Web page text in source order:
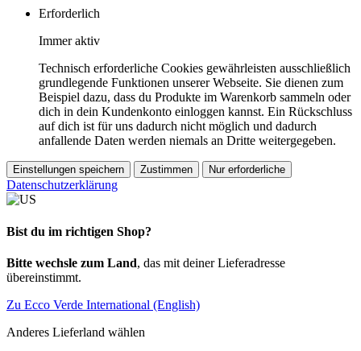
Erforderlich
Immer aktiv
Technisch erforderliche Cookies gewährleisten ausschließlich
grundlegende Funktionen unserer Webseite. Sie dienen zum
Beispiel dazu, dass du Produkte im Warenkorb sammeln oder
dich in dein Kundenkonto einloggen kannst. Ein Rückschluss
auf dich ist für uns dadurch nicht möglich und dadurch
anfallende Daten werden niemals an Dritte weitergegeben.
Einstellungen speichern Zustimmen Nur erforderliche
Datenschutzerklärung
Bist du im richtigen Shop?
Bitte wechsle zum Land, das mit deiner Lieferadresse
übereinstimmt.
Zu Ecco Verde International (English)
Anderes Lieferland wählen